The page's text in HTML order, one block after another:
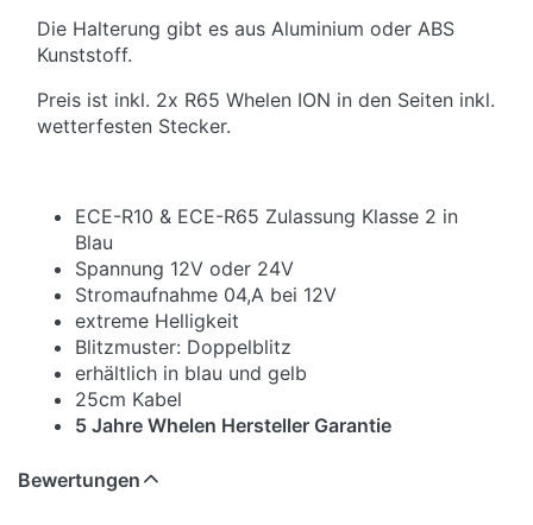
Die Halterung gibt es aus Aluminium oder ABS
Kunststoff.
Preis ist inkl. 2x R65 Whelen ION in den Seiten inkl.
wetterfesten Stecker.
ECE-R10 & ECE-R65 Zulassung Klasse 2 in
Blau
Spannung 12V oder 24V
Stromaufnahme 04,A bei 12V
extreme Helligkeit
Blitzmuster: Doppelblitz
erhältlich in blau und gelb
25cm Kabel
5 Jahre Whelen Hersteller Garantie
Bewertungen